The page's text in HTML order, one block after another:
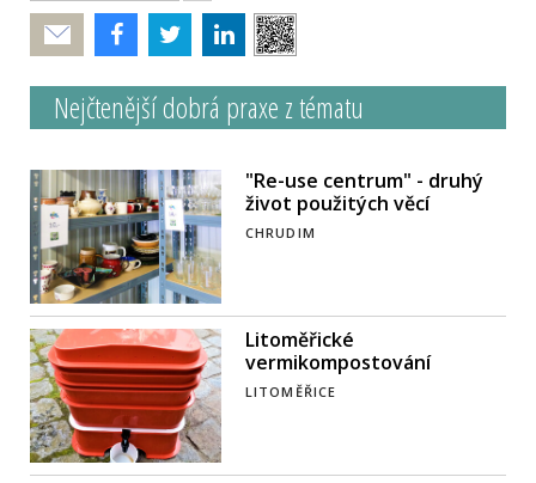
Poslat
Nejčtenější dobrá praxe z tématu
"Re-use centrum" - druhý
život použitých věcí
CHRUDIM
Litoměřické
vermikompostování
LITOMĚŘICE